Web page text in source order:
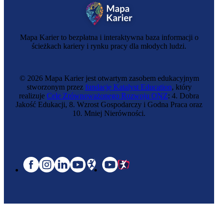
Mapa Karier to bezpłatna i interaktywna baza informacji o
ścieżkach kariery i rynku pracy dla młodych ludzi.
© 2026 Mapa Karier jest otwartym zasobem edukacyjnym
stworzonym przez fundację Katalyst Education, który
realizuje Cele Zrównoważonego Rozwoju ONZ: 4. Dobra
Jakość Edukacji, 8. Wzrost Gospodarczy i Godna Praca oraz
10. Mniej Nierówności.